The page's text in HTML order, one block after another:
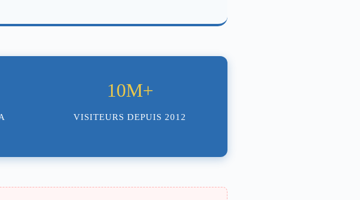
10M+
VISITEURS DEPUIS 2012